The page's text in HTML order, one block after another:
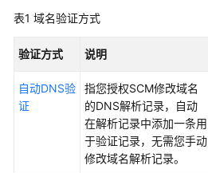
明
SSL
证
书
管
表1 域名验证方式
验证方式 说明
自动DNS验
证
指您授权SCM修改域名
的DNS解析记录，自动
在解析记录中添加一条用
于验证记录，无需您手动
修改域名解析记录。